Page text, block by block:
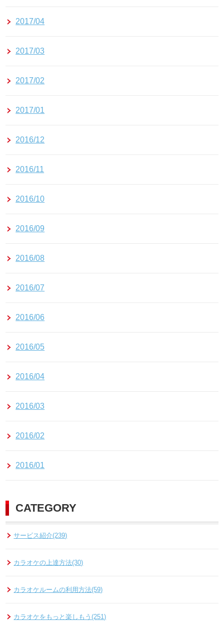
2017/04
2017/03
2017/02
2017/01
2016/12
2016/11
2016/10
2016/09
2016/08
2016/07
2016/06
2016/05
2016/04
2016/03
2016/02
2016/01
CATEGORY
サービス紹介(239)
カラオケの上達方法(30)
カラオケルームの利用方法(59)
カラオケをもっと楽しもう(251)